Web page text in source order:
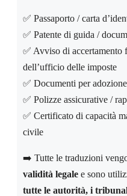
✅ Passaporto / carta
✅ Patente di guida /
✅ Avviso di accertamento
dell’ufficio delle imposte
✅ Documenti per
✅ Polizze assicurative /
✅ Certificato di capacità
civile
➡️ Tutte le traduzioni
validità legale e sono
tutte le autorità, i